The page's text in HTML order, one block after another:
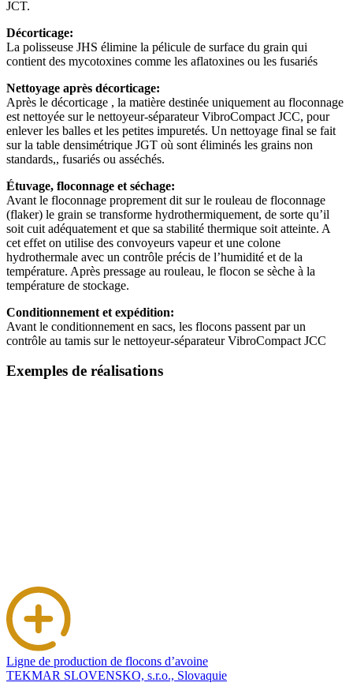
JCT.
Décorticage:
La polisseuse JHS élimine la pélicule de surface du grain qui
contient des mycotoxines comme les aflatoxines ou les fusariés
Nettoyage après décorticage:
Après le décorticage , la matière destinée uniquement au floconnage
est nettoyée sur le nettoyeur-séparateur VibroCompact JCC, pour
enlever les balles et les petites impuretés. Un nettoyage final se fait
sur la table densimétrique JGT où sont éliminés les grains non
standards,, fusariés ou asséchés.
Étuvage, floconnage et séchage:
Avant le floconnage proprement dit sur le rouleau de floconnage
(flaker) le grain se transforme hydrothermiquement, de sorte qu’il
soit cuit adéquatement et que sa stabilité thermique soit atteinte. A
cet effet on utilise des convoyeurs vapeur et une colone
hydrothermale avec un contrôle précis de l’humidité et de la
température. Après pressage au rouleau, le flocon se sèche à la
température de stockage.
Conditionnement et expédition:
Avant le conditionnement en sacs, les flocons passent par un
contrôle au tamis sur le nettoyeur-séparateur VibroCompact JCC
Exemples de réalisations
Ligne de production de flocons d’avoine
TEKMAR SLOVENSKO, s.r.o., Slovaquie